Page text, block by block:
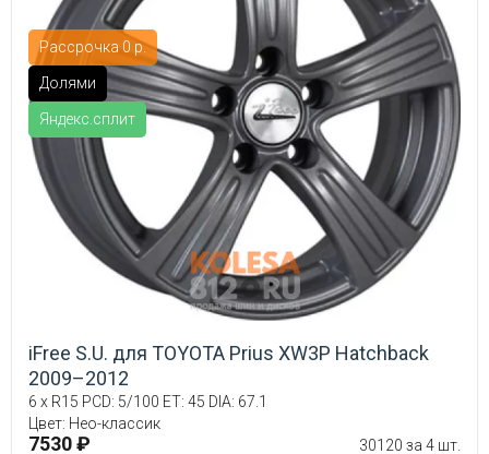
Рассрочка 0 р.
Долями
Яндекс.сплит
iFree S.U. для TOYOTA Prius XW3P Hatchback
2009–2012
6 x R15 PCD: 5/100 ET: 45 DIA: 67.1
Цвет: Нео-классик
7530 ₽ 30120 за 4 шт.